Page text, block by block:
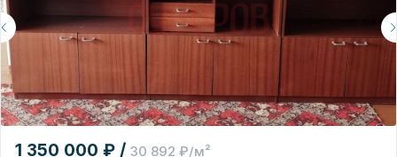
1 350 000 ₽ / 30 892 ₽/м²